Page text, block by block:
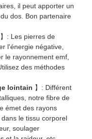
il peut apporter un
dos. Bon partenaire
】: Les pierres de
l'énergie négative,
le rayonnement emf,
des méthodes
lointain 】: Différent
notre fibre de
émet des rayons
le tissu corporel
soulager